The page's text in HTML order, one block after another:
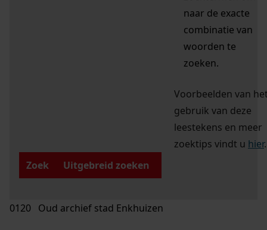
naar de exacte
combinatie van
woorden te
zoeken.
Voorbeelden van
gebruik van deze
leestekens en meer
zoektips vindt u hier.
Zoek
Uitgebreid zoeken
0120 Oud archief stad Enkhuizen